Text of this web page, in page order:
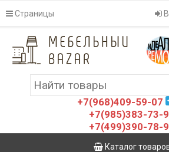
Страницы
+7(968)409-59-07
+7(985)383-73-
+7(499)390-78-
Каталог